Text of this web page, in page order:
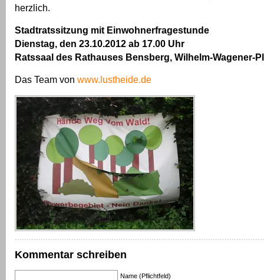
herzlich.
Stadtratssitzung mit Einwohnerfragestunde
Dienstag, den 23.10.2012 ab 17.00 Uhr
Ratssaal des Rathauses Bensberg, Wilhelm-Wagener-
Das Team von www.lustheide.de
Kommentar schreiben
Name (Pflichtfeld)